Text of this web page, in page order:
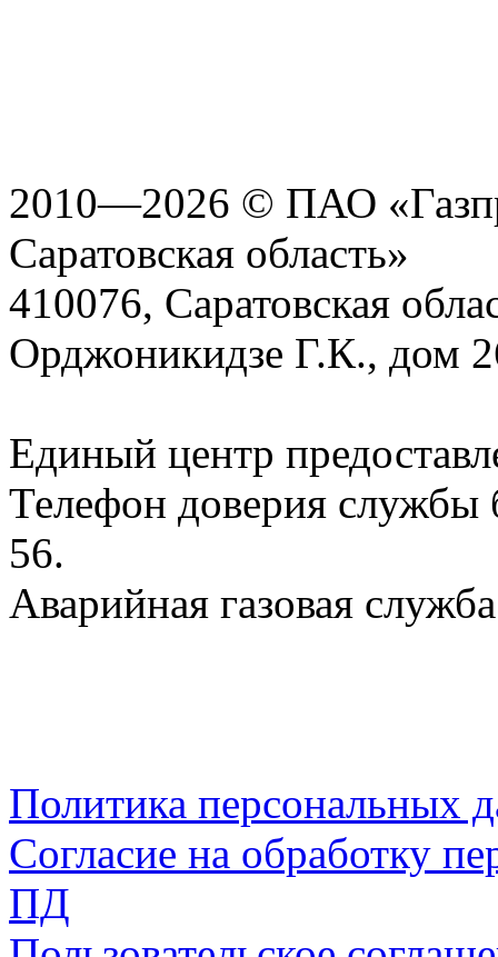
2010—2026 © ПАО
Саратовская область»
410076, Саратовская
Орджоникидзе Г.К., дом
Единый центр
Телефон доверия службы
56.
Аварийная газовая
Политика персональных
Согласие на обработку
ПД